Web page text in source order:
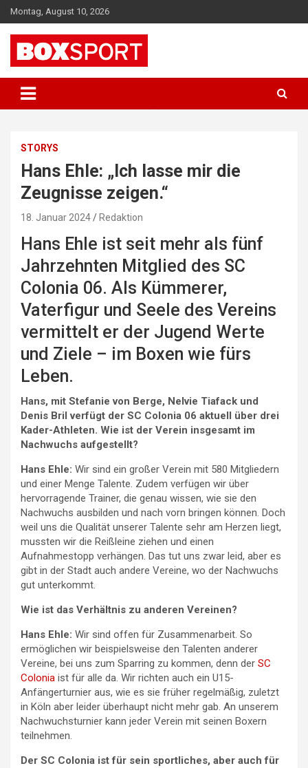
Skip
to
content
Montag, August 10, 2026
BOXSPORT
STORYS
Hans Ehle: „Ich lasse mir die
Zeugnisse zeigen.“
18. Januar 2024 Redaktion
Hans Ehle ist seit mehr als fünf
Jahrzehnten Mitglied des SC
Colonia 06. Als Kümmerer,
Vaterfigur und Seele des Vereins
vermittelt er der Jugend Werte
und Ziele – im Boxen wie fürs
Leben.
Hans, mit Stefanie von Berge, Nelvie Tiafack und
Denis Bril verfügt der SC Colonia 06 aktuell über drei
Kader-Athleten. Wie ist der Verein insgesamt im
Nachwuchs aufgestellt?
Hans Ehle: Wir sind ein großer Verein mit 580 Mitgliedern
und einer Menge Talente. Zudem verfügen wir über
hervorragende Trainer, die genau wissen, wie sie den
Nachwuchs ausbilden und nach vorn bringen können. Doch
weil uns die Qualität unserer Talente sehr am Herzen liegt,
mussten wir die Reißleine ziehen und einen
Aufnahmestopp verhängen. Das tut uns zwar leid, aber es
gibt in der Stadt auch andere Vereine, wo der Nachwuchs
gut unterkommt.
Wie ist das Verhältnis zu anderen Vereinen?
Hans Ehle: Wir sind offen für Zusammenarbeit. So
ermöglichen wir beispielsweise den Talenten anderer
Vereine, bei uns zum Sparring zu kommen, denn der SC
Colonia ist für alle da. Wir richten auch ein U15-
Anfängerturnier aus, wie es sie früher regelmäßig, zuletzt
in Köln aber leider überhaupt nicht mehr gab. An unserem
Nachwuchsturnier kann jeder Verein mit seinen Boxern
teilnehmen.
Der SC Colonia ist für sein sportliches, aber auch für